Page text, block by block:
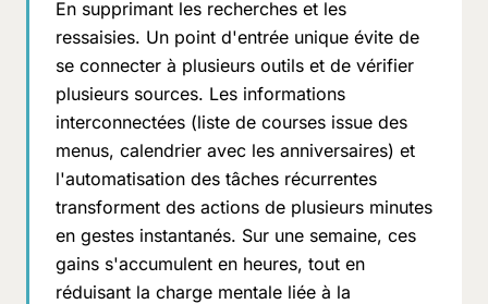
En supprimant les recherches et les
ressaisies. Un point d'entrée unique évite de
se connecter à plusieurs outils et de vérifier
plusieurs sources. Les informations
interconnectées (liste de courses issue des
menus, calendrier avec les anniversaires) et
l'automatisation des tâches récurrentes
transforment des actions de plusieurs minutes
en gestes instantanés. Sur une semaine, ces
gains s'accumulent en heures, tout en
réduisant la charge mentale liée à la